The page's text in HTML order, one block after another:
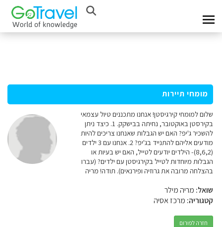
מומחי תיירות
שלום למומחי קירגיסטן! אנחנו מתכננים טיול עצמאי
בקירסטן באוקטובר, נחיתה בבישקק. 1. כיצד ניתן
להשכיר ג'יפ? האם יש הגבלות שאנחנו צריכים להיות
מודעים אליהם להתנייד בג'יפ? 2. אנחנו עם 3 ילדים
(8,6,2)- הילדים יודעים לטייל, האם יש בעיות או
הגבלות מיוחדות לטייל בקירגיסטן עם ילדים? (עברו
בהצלחה מרובה את גרוזיה ופירנאים). תודה! מריה
שואל: מריה מילר
קטגוריה: מרכז אסיה
חזרה לפורום